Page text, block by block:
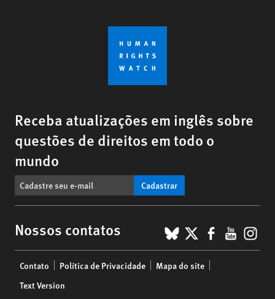
Receba atualizações em inglês sobre
questões de direitos em todo o
mundo
Cadastrar
Nossos contatos BlueSky
X
menu
Contato Política de Privacidade
Mapa do site
Text Version